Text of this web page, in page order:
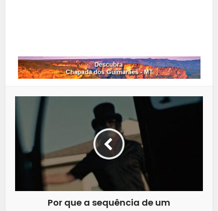
Por que a sequência de um